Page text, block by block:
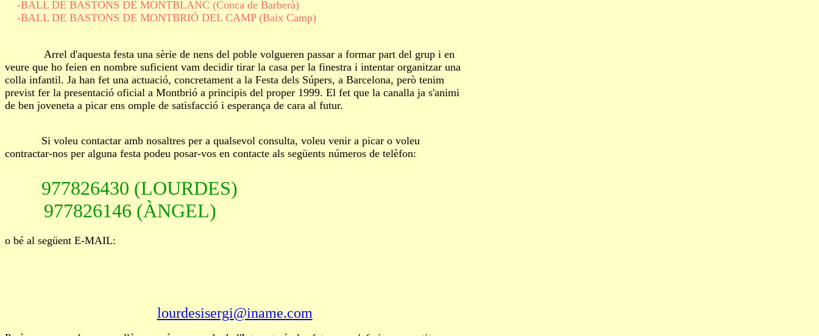
-BALL DE BASTONS DE MONTBLANC (Conca de Barberà)
-BALL DE BASTONS DE MONTBRIÓ DEL CAMP (Baix Camp)
Arrel d'aquesta festa una sèrie de nens del poble volgueren passar a formar part del grup i en
veure que ho feien en nombre suficient vam decidir tirar la casa per la finestra i intentar organitzar una
colla infantil. Ja han fet una actuació, concretament a la Festa dels Súpers, a Barcelona, però tenim
previst fer la presentació oficial a Montbrió a principis del proper 1999. El fet que la canalla ja s'animi
de ben joveneta a picar ens omple de satisfacció i esperança de cara al futur.
Si voleu contactar amb nosaltres per a qualsevol consulta, voleu venir a picar o voleu
contractar-nos per alguna festa podeu posar-vos en contacte als següents números de telèfon:
977826430 (LOURDES)
977826146 (ÀNGEL)
o bé al següent E-MAIL:
lourdesisergi@iname.com